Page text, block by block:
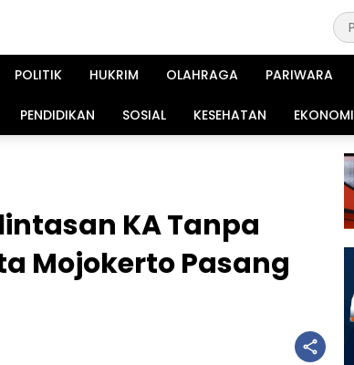
POLITIK HUKRIM OLAHRAGA PARIWARA
PENDIDIKAN SOSIAL KESEHATAN EKONOMI
KA Tanpa
Mojokerto Pasang